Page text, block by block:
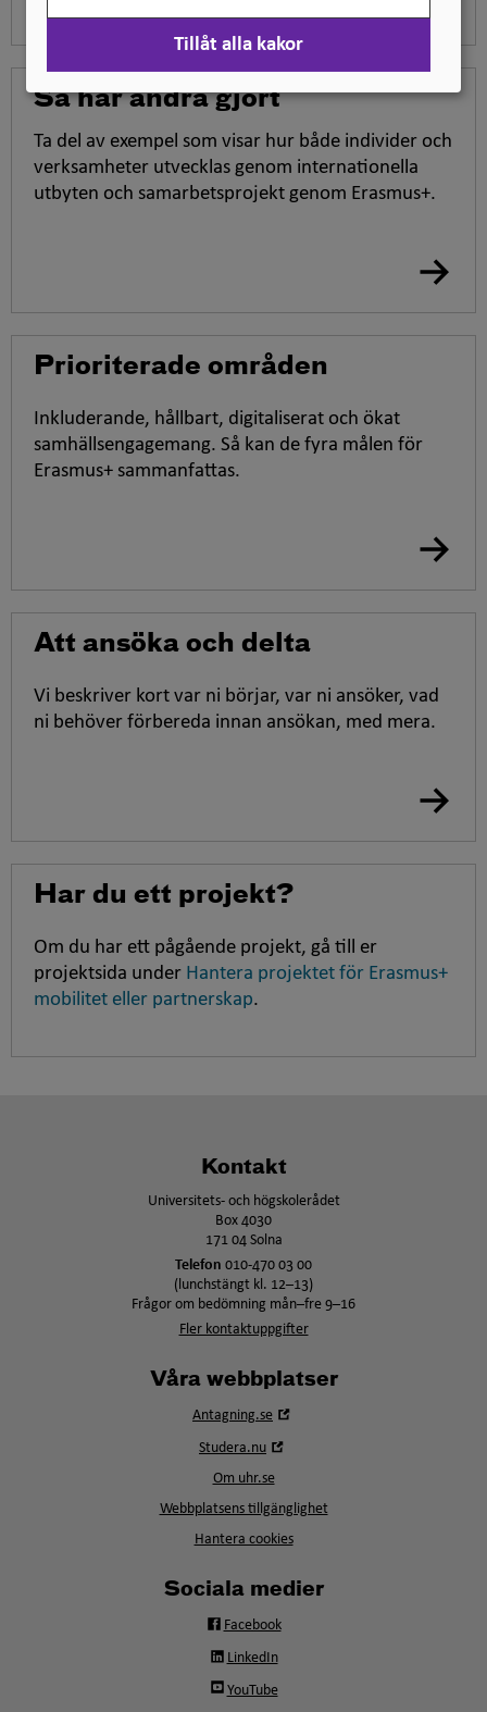
Så har andra gjort
Ta del av exempel som visar hur både individer och
verksamheter utvecklas genom internationella
utbyten och samarbetsprojekt genom Erasmus+.
Prioriterade områden
Inkluderande, hållbart, digitaliserat och ökat
samhällsengagemang. Så kan de fyra målen för
Erasmus+ sammanfattas.
Att ansöka och delta
Vi beskriver kort var ni börjar, var ni ansöker, vad
ni behöver förbereda innan ansökan, med mera.
Har du ett projekt?
Om du har ett pågående projekt, gå till er
projektsida under Hantera projektet för Erasmus+
mobilitet eller partnerskap.
Kontakt
Universitets- och högskolerådet
Box 4030
171 04 Solna
Telefon 010-470 03 00
(lunchstängt kl. 12–13)
Frågor om bedömning mån–fre 9–16
Fler kontaktuppgifter
Våra webbplatser
Antagning.se
Studera.nu
fönster
Om uhr.se
Webbplatsens tillgänglighet
Hantera cookies
Sociala medier
Facebook
LinkedIn
YouTube
Tillåt alla kakor